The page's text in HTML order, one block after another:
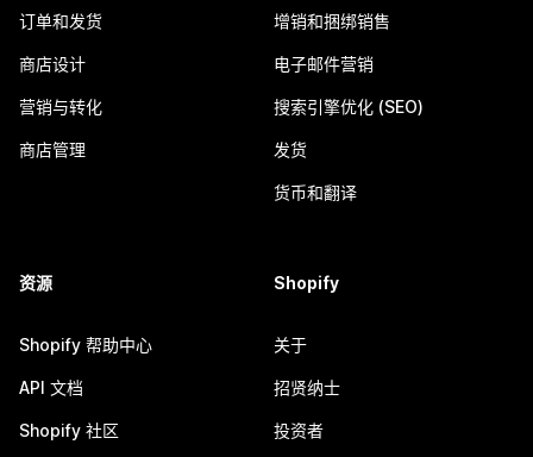
订单和发货
商店设计
营销与转化
商店管理
增销和捆绑销售
电子邮件营销
搜索引擎优化 (SEO)
发货
货币和翻译
资源
Shopify 帮助中心
API 文档
Shopify 社区
Shopify
关于
招贤纳士
投资者